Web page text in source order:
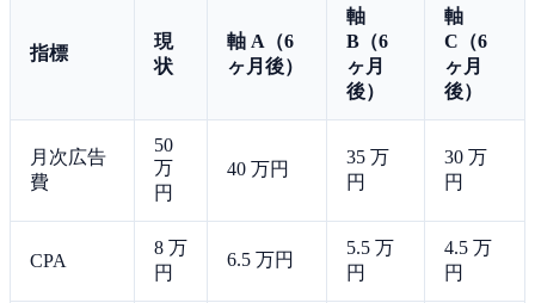
指標
現
状
軸 A（6
ヶ月後）
軸
B（6
ヶ月
後）
軸
C（6
ヶ月
後）
月次広告
費
50
万
円
40 万円
35 万
円
30 万
円
CPA
8 万
円
6.5 万円
5.5 万
円
4.5 万
円